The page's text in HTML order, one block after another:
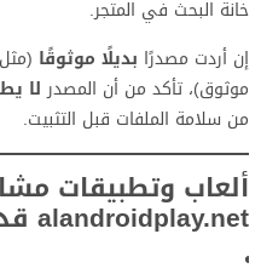
خانة البحث في المتجر.
إن أردت مصدرًا بديلًا موثوقًا
موثوق)، تأكد من أن المصدرلا
من سلامة الملفات قبل التثبيت.
ألعاب وتطبيقات
alandroidplay.net قد تعجبك